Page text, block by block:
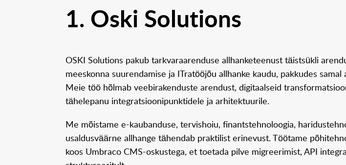
1. Oski Solutions
OSKI Solutions pakub tarkvaraarenduse allhanketeenust täistsükli
meeskonna suurendamise ja ITratööjõu allhanke kaudu, pakkudes
Meie töö hõlmab veebirakenduste arendust, digitaalseid
tähelepanu integratsioonipunktidele ja arhitektuurile.
Me mõistame e-kaubanduse, tervishoiu, finantstehnoloogia,
usaldusväärne allhange tähendab praktilist erinevust. Töötame
koos Umbraco CMS-oskustega, et toetada pilve migreerimist, API